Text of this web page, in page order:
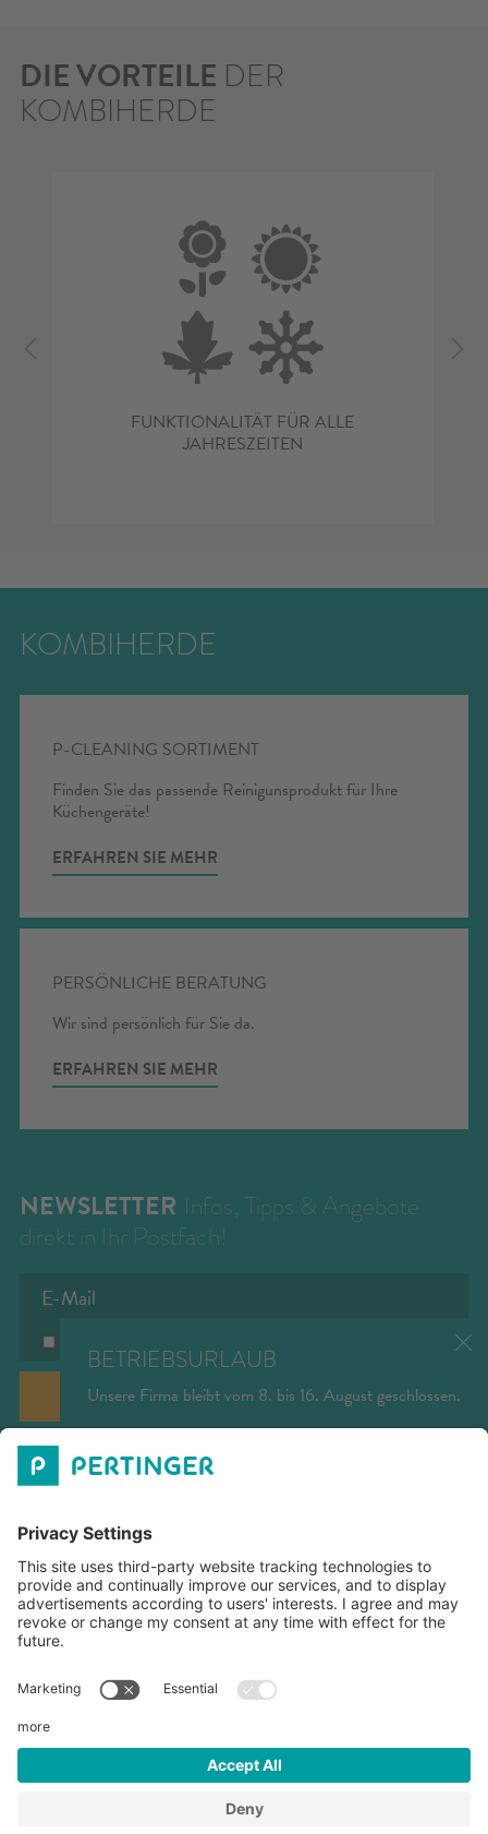
BETRIEBSURLAUB
Unsere Firma bleibt vom 8. bis 16. August geschlossen.
DIE VORTEILE DER
KOMBIHERDE
FUNKTIONALITÄT FÜR ALLE
JAHRESZEITEN
KOMBIHERDE
P-CLEANING SORTIMENT
Finden Sie das passende Reinigunsprodukt für Ihre
Küchengeräte!
ERFAHREN SIE MEHR
PERSÖNLICHE BERATUNG
Wir sind persönlich für Sie da.
ERFAHREN SIE MEHR
NEWSLETTER Infos, Tipps & Angebote
direkt in Ihr Postfach!
SENDEN
DOWNLOADS
©2026Pertinger GmbH
MwSt-Nr. IT01577040213